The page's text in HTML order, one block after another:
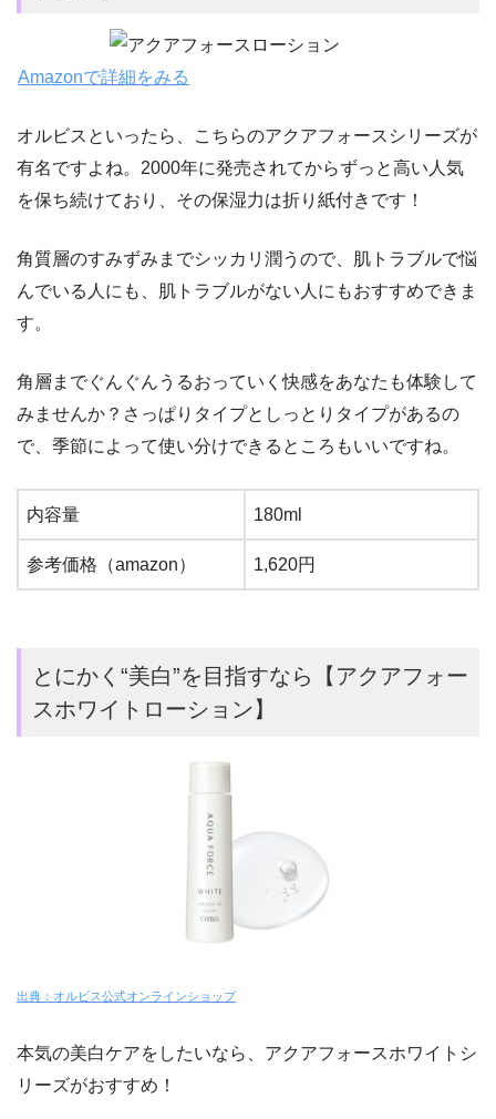
Amazonで詳細をみる
オルビスといったら、こちらのアクアフォースシリーズが
有名ですよね。2000年に発売されてからずっと高い人気
を保ち続けており、その保湿力は折り紙付きです！
角質層のすみずみまでシッカリ潤うので、肌トラブルで悩
んでいる人にも、肌トラブルがない人にもおすすめできま
す。
角層までぐんぐんうるおっていく快感をあなたも体験して
みませんか？さっぱりタイプとしっとりタイプがあるの
で、季節によって使い分けできるところもいいですね。
内容量 180ml
参考価格（amazon） 1,620円
とにかく“美白”を目指すなら【アクアフォー
スホワイトローション】
出典：オルビス公式オンラインショップ
本気の美白ケアをしたいなら、アクアフォースホワイトシ
リーズがおすすめ！